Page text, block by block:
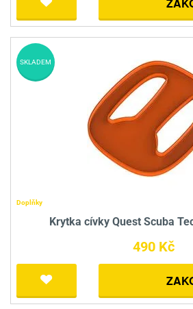
Doplňky
Krytka cívky Quest Scuba
490 Kč
SKLADEM